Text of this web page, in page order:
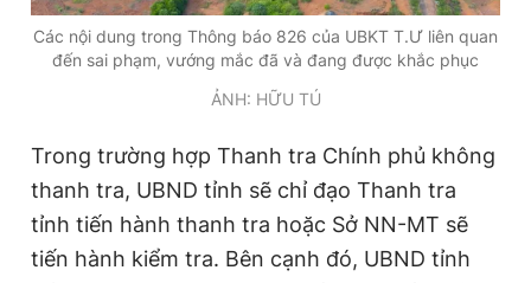
Các nội dung trong Thông báo 826 của UBKT T.Ư liên quan
đến sai phạm, vướng mắc đã và đang được khắc phục
ẢNH: HỮU TÚ
Trong trường hợp Thanh tra Chính phủ không
thanh tra, UBND tỉnh sẽ chỉ đạo Thanh tra
tỉnh tiến hành thanh tra hoặc Sở NN-MT sẽ
tiến hành kiểm tra. Bên cạnh đó, UBND tỉnh